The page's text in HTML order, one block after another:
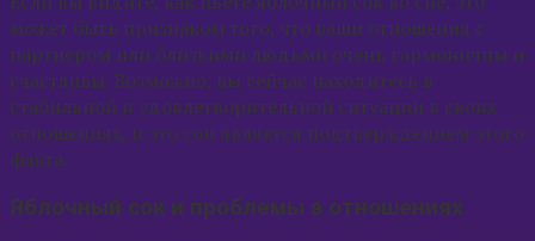
может быть признаком того, что ваши отношения с
партнером или близкими людьми очень гармоничны и
счастливы. Возможно, вы сейчас находитесь в
стабильной и удовлетворительной ситуации в своих
отношениях, и это сон является подтверждением этого
факта.
Яблочный сок и проблемы в отношениях